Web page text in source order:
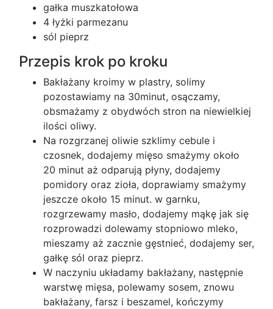
gałka muszkatołowa
4 łyżki parmezanu
sól pieprz
Przepis krok po kroku
Bakłażany kroimy w plastry, solimy
pozostawiamy na 30minut, osączamy,
obsmażamy z obydwóch stron na niewielkiej
ilości oliwy.
Na rozgrzanej oliwie szklimy cebule i
czosnek, dodajemy mięso smażymy około
20 minut aż odparują płyny, dodajemy
pomidory oraz zioła, doprawiamy smażymy
jeszcze około 15 minut. w garnku,
rozgrzewamy masło, dodajemy mąkę jak się
rozprowadzi dolewamy stopniowo mleko,
mieszamy aż zacznie gęstnieć, dodajemy ser,
gałkę sól oraz pieprz.
W naczyniu układamy bakłażany, następnie
warstwę mięsa, polewamy sosem, znowu
bakłażany, farsz i beszamel, kończymy